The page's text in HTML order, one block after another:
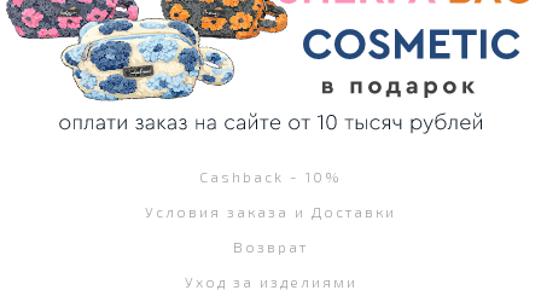
Cashback - 10%
Условия заказа и Доставки
Возврат
Уход за изделиями